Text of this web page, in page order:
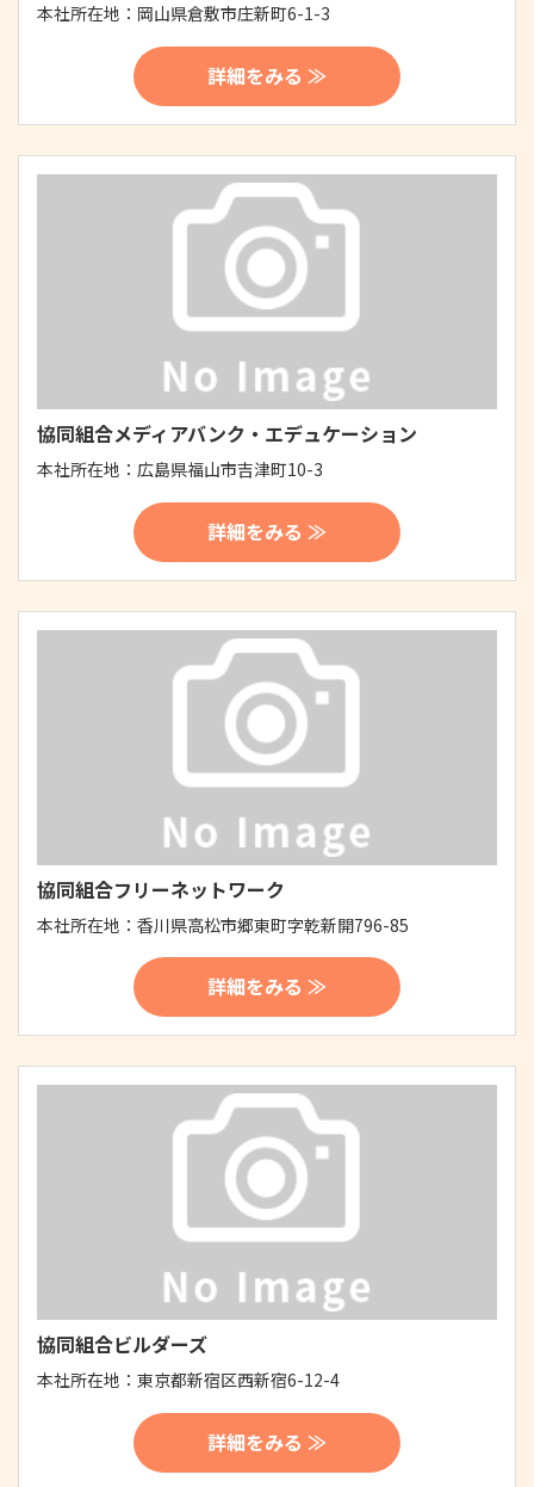
本社所在地： 岡山県倉敷市庄新町6-1-3
詳細をみる ≫
協同組合メディアバンク・エデュケーション
本社所在地： 広島県福山市吉津町10-3
詳細をみる ≫
協同組合フリーネットワーク
本社所在地： 香川県高松市郷東町字乾新開796-85
詳細をみる ≫
協同組合ビルダーズ
本社所在地： 東京都新宿区西新宿6-12-4
詳細をみる ≫